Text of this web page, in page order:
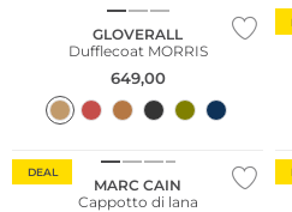
GLOVERALL
Dufflecoat MORRIS
649,00
DEAL
MARC CAIN
Cappotto di lana